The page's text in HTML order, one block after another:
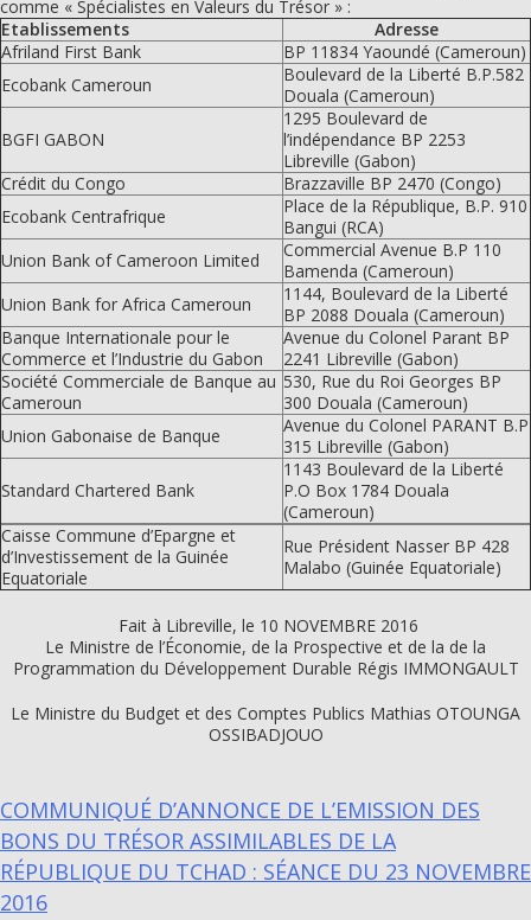
comme « Spécialistes en Valeurs du Trésor » :
Etablissements
Adresse
Afriland First Bank
BP 11834 Yaoundé (Cameroun)
Ecobank Cameroun
Boulevard de la Liberté B.P.582
Douala (Cameroun)
BGFI GABON
1295 Boulevard de
l’indépendance BP 2253
Libreville (Gabon)
Crédit du Congo
Brazzaville BP 2470 (Congo)
Ecobank Centrafrique
Place de la République, B.P. 910
Bangui (RCA)
Union Bank of Cameroon Limited
Commercial Avenue B.P 110
Bamenda (Cameroun)
Union Bank for Africa Cameroun
1144, Boulevard de la Liberté
BP 2088 Douala (Cameroun)
Banque Internationale pour le
Commerce et l’Industrie du Gabon
Avenue du Colonel Parant BP
2241 Libreville (Gabon)
Société Commerciale de Banque au
Cameroun
530, Rue du Roi Georges BP
300 Douala (Cameroun)
Union Gabonaise de Banque
Avenue du Colonel PARANT B.P
315 Libreville (Gabon)
Standard Chartered Bank
1143 Boulevard de la Liberté
P.O Box 1784 Douala
(Cameroun)
Caisse Commune d’Epargne et
d’Investissement de la Guinée
Equatoriale
Rue Président Nasser BP 428
Malabo (Guinée Equatoriale)
Fait à Libreville, le 10 NOVEMBRE 2016
Le Ministre de l’Économie, de la Prospective et de la de la
Programmation du Développement Durable Régis IMMONGAULT
Le Ministre du Budget et des Comptes Publics Mathias OTOUNGA
OSSIBADJOUO
COMMUNIQUÉ D’ANNONCE DE L’EMISSION DES
BONS DU TRÉSOR ASSIMILABLES DE LA
RÉPUBLIQUE DU TCHAD : SÉANCE DU 23 NOVEMBRE
2016